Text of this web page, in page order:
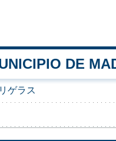
DE
ゲラス